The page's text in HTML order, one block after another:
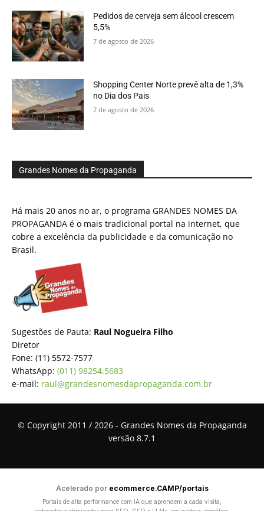
Pedidos de cerveja sem álcool crescem
5,5%
7 de agosto de 2026
Shopping Center Norte prevê alta de 1,3%
no Dia dos Pais
7 de agosto de 2026
Grandes Nomes da Propaganda
Há mais 20 anos no ar, o programa GRANDES NOMES DA
PROPAGANDA é o mais tradicional portal na internet, que
cobre a excelência da publicidade e da comunicação no
Brasil.
Sugestões de Pauta: Raul Nogueira Filho
Diretor
Fone: (11) 5572-7577
WhatsApp: (011) 98254.5683
e-mail: raul@grandesnomesdapropaganda.com.br
© Copyright 2011 / 2026 - Grandes Nomes da Propaganda
versão 8.7.1
Acelerado por ecommerce.CAMP/portais
Portais de alta performance com IA que aprendem a cada visita,